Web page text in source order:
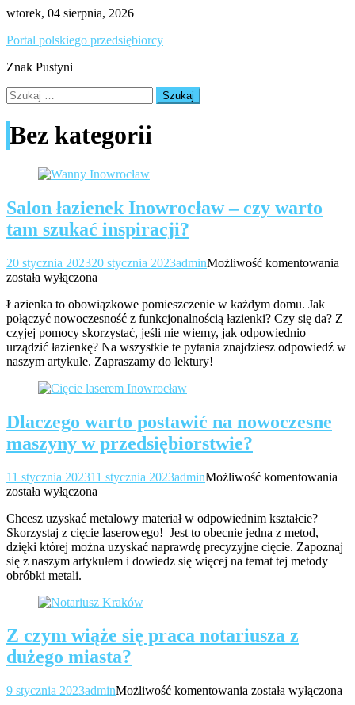
Skip
content
wtorek, 04 sierpnia, 2026
Portal polskiego przedsiębiorcy
Znak Pustyni
Szukaj:
Bez kategorii
Salon łazienek Inowrocław – czy warto
tam szukać inspiracji?
20 stycznia 202320 stycznia 2023adminMożliwość komentowania
czy
została wyłączona
Łazienka to obowiązkowe pomieszczenie w każdym domu. Jak
połączyć nowoczesność z funkcjonalnością łazienki? Czy się da? Z
czyjej pomocy skorzystać, jeśli nie wiemy, jak odpowiednio
urządzić łazienkę? Na wszystkie te pytania znajdziesz odpowiedź w
naszym artykule. Zapraszamy do lektury!
Dlaczego warto postawić na nowoczesne
maszyny w przedsiębiorstwie?
11 stycznia 202311 stycznia 2023adminMożliwość komentowania
została wyłączona
Chcesz uzyskać metalowy materiał w odpowiednim kształcie?
Skorzystaj z cięcie laserowego! Jest to obecnie jedna z metod,
dzięki której można uzyskać naprawdę precyzyjne cięcie. Zapoznaj
się z naszym artykułem i dowiedz się więcej na temat tej metody
obróbki metali.
Z czym wiąże się praca notariusza z
dużego miasta?
9 stycznia 2023adminMożliwość komentowania Z
została wyłączona